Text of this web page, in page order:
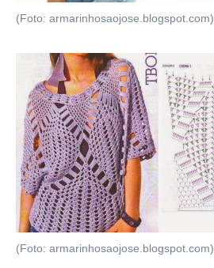
(Foto: armarinhosaojose.blogspot.com)
(Foto: armarinhosaojose.blogspot.com)